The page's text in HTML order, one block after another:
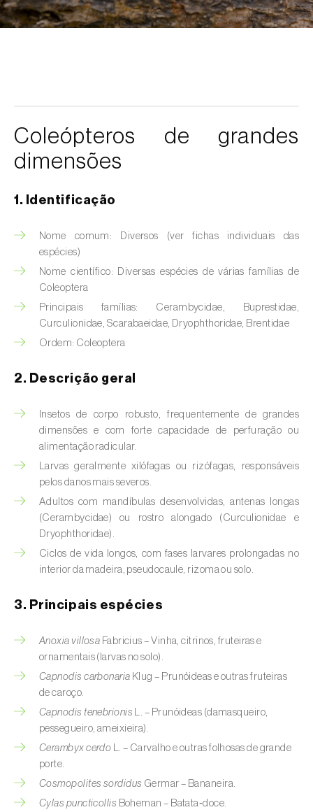
Afídeo-da-erva-maça (Rhopalosiphum
oxyacanthae)
Afídeo-das-hastes-da-roseira
Maculolachnus submacula
Afídeo-de-barras-negras-da-ameixeira
Brachycaudus prunicola
Afídeo-do-algodoeiro ( Aphis gossypii)
Afídeo-do-espinheiro (Aphis nasturtii
Afídeo-farinhento-do-pessegueiro
Hyalopterus pruni)
Afídeo-lanígero-das-macieiras (
Afídeo-negro-do-pessegueiro
Brachycaudus persicae
Afídeo-verde ( Myzus persicae
Afídeo-verde-da-ameixeira (Brachycaudus
helichrysi)
Afídeo-verde-da-amendoeira
Brachycaudus amygdalinus)
Afídeo-verde-da-macieira (
spiraecola )
Afídeos
Alfinetes (Agriotes spp.)
Aranhiço-vermelho ( Tetranychus urticae
Besouro‑verde‑das‑tílias (
Bichado-da-ameixeira (Grapholita (=Cydia)
Coleópteros de grandes
dimensões
1. Identificação
Nome comum: Diversos (ver fichas individuais das
espécies)
Nome científico: Diversas espécies de várias famílias de
Coleoptera
Principais famílias: Cerambycidae, Buprestidae,
Curculionidae, Scarabaeidae, Dryophthoridae, Brentidae
Ordem: Coleoptera
2. Descrição geral
Insetos de corpo robusto, frequentemente de grandes
dimensões e com forte capacidade de perfuração ou
alimentação radicular.
Larvas geralmente xilófagas ou rizófagas, responsáveis
pelos danos mais severos.
Adultos com mandíbulas desenvolvidas, antenas longas
(Cerambycidae) ou rostro alongado (Curculionidae e
Dryophthoridae).
Ciclos de vida longos, com fases larvares prolongadas no
interior da madeira, pseudocaule, rizoma ou solo.
3. Principais espécies
Anoxia villosa Fabricius – Vinha, citrinos, fruteiras e
ornamentais (larvas no solo).
Capnodis carbonaria Klug – Prunóideas e outras fruteiras
de caroço.
Capnodis tenebrionis L. – Prunóideas (damasqueiro,
pessegueiro, ameixieira).
Cerambyx cerdo L. – Carvalho e outras folhosas de grande
porte.
Cosmopolites sordidus Germar – Bananeira.
Cylas puncticollis Boheman – Batata‑doce.